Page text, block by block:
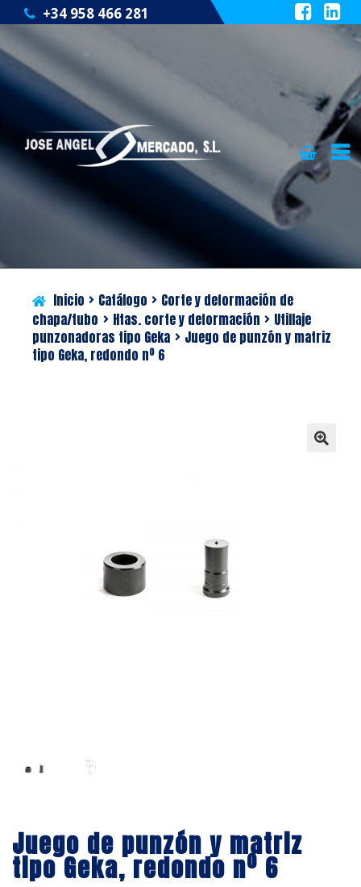
+34 958 466 281
Ir
a
navegación
Ir
al
contenido
QUIÉNES SOMOS
SERVICIOS
BLOG
CONTACTO
Inicio Catálogo
Corte y deformación de
chapa/tubo
Htas. corte y deformación
Utillaje
punzonadoras tipo Geka
Juego de punzón y matriz
tipo Geka, redondo nº 6
Juego de punzón y matriz
tipo Geka, redondo nº 6